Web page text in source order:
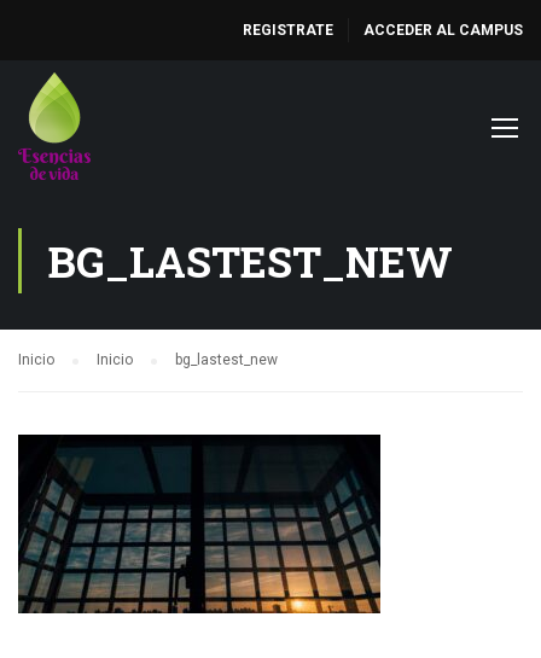
REGISTRATE ACCEDER AL CAMPUS
BG_LASTEST_NEW
Inicio Inicio bg_lastest_new